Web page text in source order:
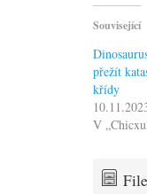
Související
přežít
křídy
V